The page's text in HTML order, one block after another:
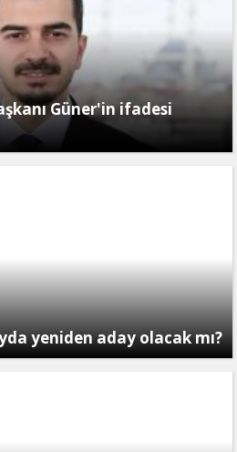
Güner'in ifadesi
yeniden aday olacak mı?